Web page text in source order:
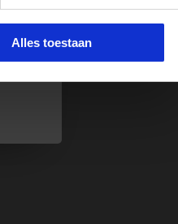
Alles toestaan